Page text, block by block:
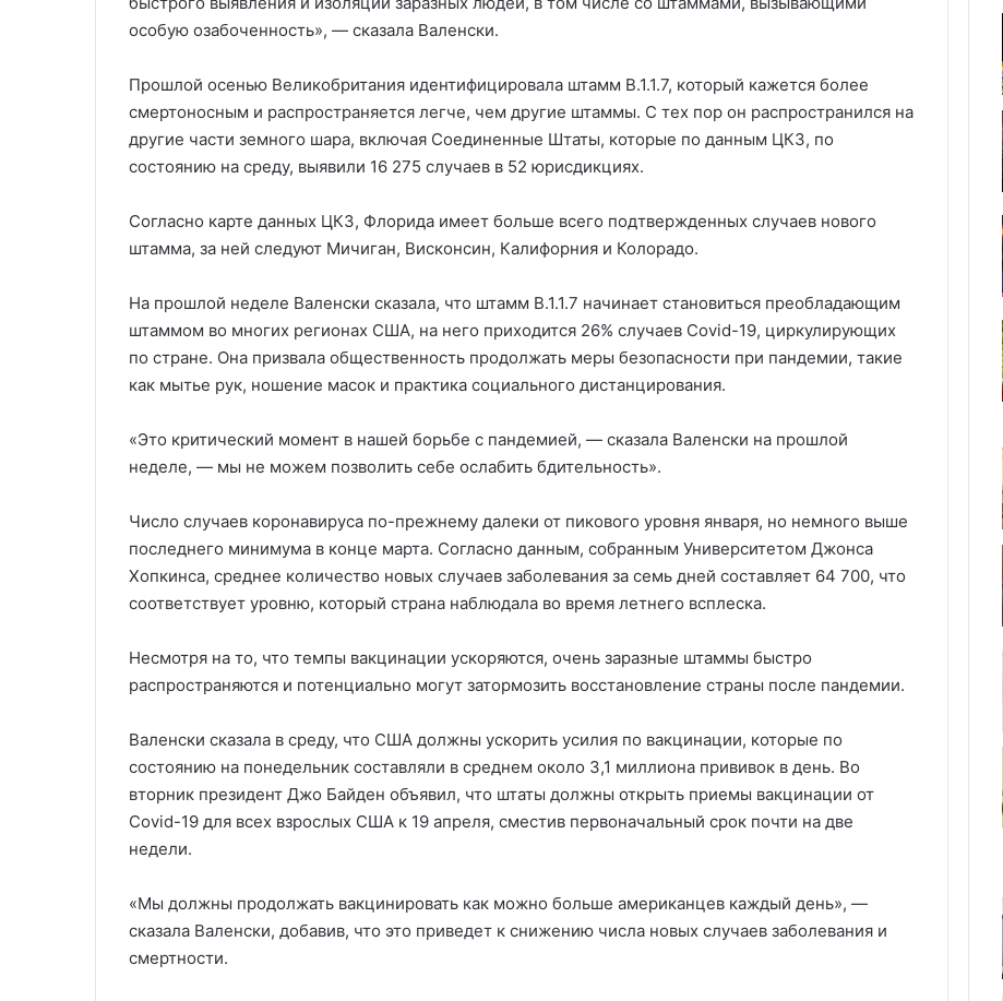
особую озабоченность», — сказала Валенски.
Прошлой осенью Великобритания идентифицировала штамм B.1.1.7, который кажется более
смертоносным и распространяется легче, чем другие штаммы. С тех пор он распространился на
другие части земного шара, включая Соединенные Штаты, которые по данным ЦКЗ, по
состоянию на среду, выявили 16 275 случаев в 52 юрисдикциях.
Согласно карте данных ЦКЗ, Флорида имеет больше всего подтвержденных случаев нового
штамма, за ней следуют Мичиган, Висконсин, Калифорния и Колорадо.
На прошлой неделе Валенски сказала, что штамм B.1.1.7 начинает становиться преобладающим
штаммом во многих регионах США, на него приходится 26% случаев Covid-19, циркулирующих
по стране. Она призвала общественность продолжать меры безопасности при пандемии, такие
как мытье рук, ношение масок и практика социального дистанцирования.
«Это критический момент в нашей борьбе с пандемией, — сказала Валенски на прошлой
неделе, — мы не можем позволить себе ослабить бдительность».
Число случаев коронавируса по-прежнему далеки от пикового уровня января, но немного выше
последнего минимума в конце марта. Согласно данным, собранным Университетом Джонса
Хопкинса, среднее количество новых случаев заболевания за семь дней составляет 64 700, что
соответствует уровню, который страна наблюдала во время летнего всплеска.
Несмотря на то, что темпы вакцинации ускоряются, очень заразные штаммы быстро
распространяются и потенциально могут затормозить восстановление страны после пандемии.
Валенски сказала в среду, что США должны ускорить усилия по вакцинации, которые по
состоянию на понедельник составляли в среднем около 3,1 миллиона прививок в день. Во
вторник президент Джо Байден объявил, что штаты должны открыть приемы вакцинации от
Covid-19 для всех взрослых США к 19 апреля, сместив первоначальный срок почти на две
недели.
«Мы должны продолжать вакцинировать как можно больше американцев каждый день», —
сказала Валенски, добавив, что это приведет к снижению числа новых случаев заболевания и
смертности.